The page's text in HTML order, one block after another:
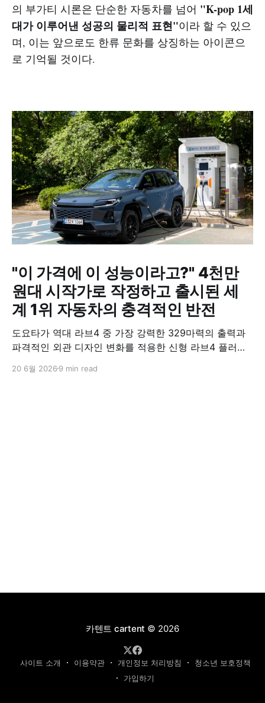
의 부가티 시론은 단순한 자동차를 넘어 "K-pop 1세
대가 이루어낸 성공의 물리적 표현"이라 할 수 있으
며, 이는 앞으로도 한류 문화를 상징하는 아이콘으
로 기억될 것이다.
"이 가격에 이 성능이라고?" 4천만
원대 시작가로 작정하고 출시된 세
계 1위 자동차의 충격적인 반전
도요타가 역대 라브4 중 가장 강력한 329마력의 출력과
파격적인 외관 디자인 변화를 적용한 신형 라브4 플러그
충전이 가능하고 전기 모드로만 70km 이상 주행할 수 있
20 6월 2026 9 min read
카텐트 cartent © 2026
사이트 소개 이용약관 개인정보 처리방침
청소년 보호정책
가입하기